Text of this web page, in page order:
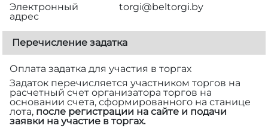
Электронный
адрес
torgi@beltorgi.by
Перечисление задатка
Оплата задатка для участия в торгах
Задаток перечисляется участником торгов на
расчетный счет организатора торгов на
основании счета, сформированного на станице
лота, после регистрации на сайте и подачи
заявки на участие в торгах.